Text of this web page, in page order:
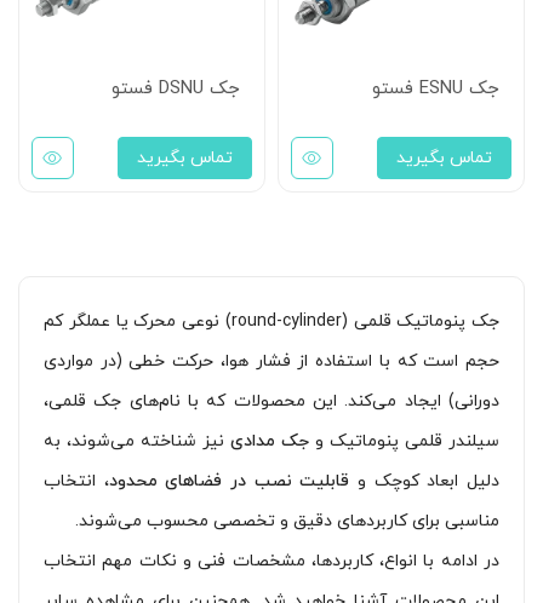
جک ESNU فستو
تماس بگیرید
جک DSNU فستو
تماس بگیرید
جک پنوماتیک قلمی (round-cylinder) نوعی محرک یا عملگر کم
حجم است که با استفاده از فشار هوا، حرکت خطی (در مواردی
دورانی) ایجاد می‌کند. این محصولات که با نام‌های جک قلمی،
سیلندر قلمی پنوماتیک و جک مدادی نیز شناخته می‌شوند، به
دلیل ابعاد کوچک وقابلیت نصب در فضاهای محدود، انتخاب
مناسبی برای کاربردهای دقیق و تخصصی محسوب می‌شوند.
در ادامه با انواع، کاربردها، مشخصات فنی و نکات مهم انتخاب